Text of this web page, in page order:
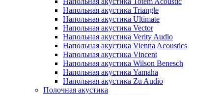
Напольная акустика Triangle
Напольная акустика Ultimate
Напольная акустика Vector
Напольная акустика Verity Audio
Напольная акустика Vienna Acoustics
Напольная акустика Vincent
Напольная акустика Wilson Benesch
Напольная акустика Yamaha
Напольная акустика Zu Audio
Полочная акустика